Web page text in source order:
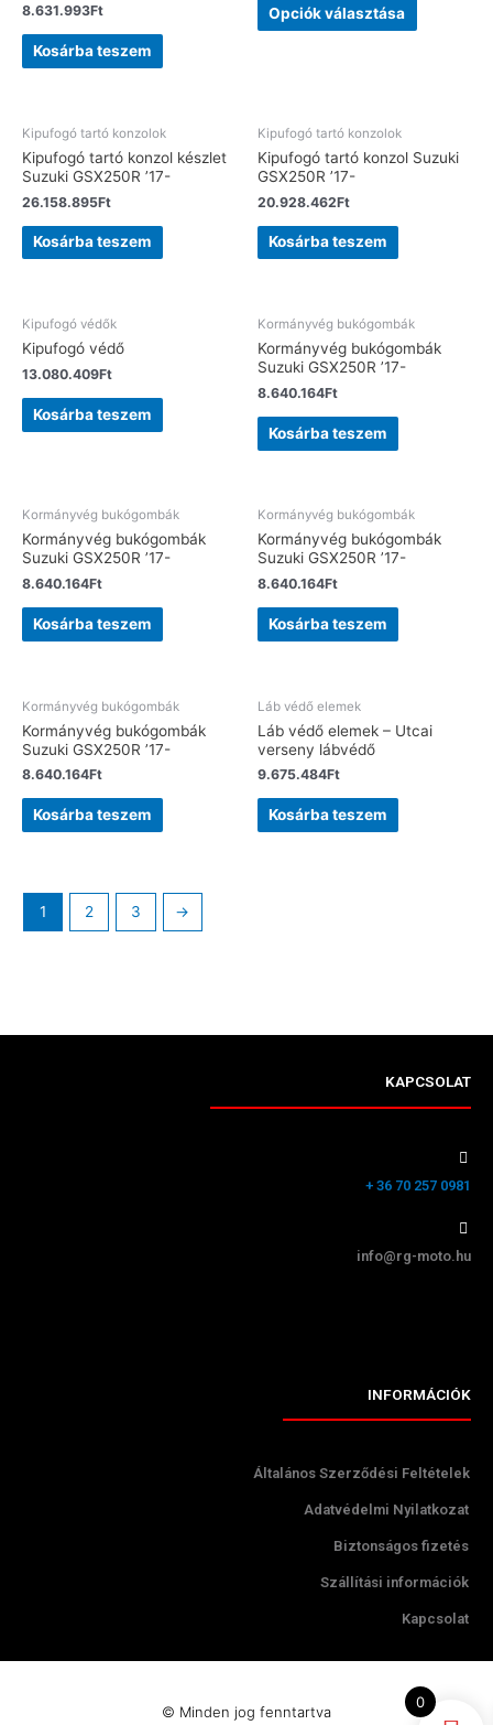
8.631.993Ft
Kosárba teszem
Opciók választása
Kipufogó tartó konzolok
Kipufogó tartó konzol készlet
Suzuki GSX250R ’17-
26.158.895Ft
Kosárba teszem
Kipufogó tartó konzolok
Kipufogó tartó konzol Suzuki
GSX250R ’17-
20.928.462Ft
Kosárba teszem
Kipufogó védők
Kipufogó védő
13.080.409Ft
Kosárba teszem
Kormányvég bukógombák
Kormányvég bukógombák
Suzuki GSX250R ’17-
8.640.164Ft
Kosárba teszem
Kormányvég bukógombák
Kormányvég bukógombák
Suzuki GSX250R ’17-
8.640.164Ft
Kosárba teszem
Kormányvég bukógombák
Kormányvég bukógombák
Suzuki GSX250R ’17-
8.640.164Ft
Kosárba teszem
Kormányvég bukógombák
Kormányvég bukógombák
Suzuki GSX250R ’17-
8.640.164Ft
Kosárba teszem
Láb védő elemek
Láb védő elemek – Utcai
verseny lábvédő
9.675.484Ft
Kosárba teszem
1 2 3 →
KAPCSOLAT
+ 36 70 257 0981
info@rg-moto.hu
INFORMÁCIÓK
Általános Szerződési Feltételek
Adatvédelmi Nyilatkozat
Biztonságos fizetés
Szállítási információk
Kapcsolat
© Minden jog fenntartva
0